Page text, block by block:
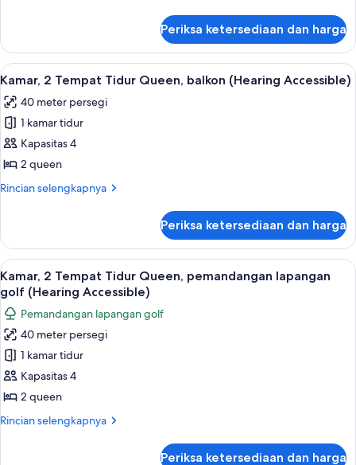
tidur
Sofa,
pemandangan
lapangan
golf
(Hearing
Accessible)
Kamar,
Tempat
King
dengan
tempat
tidur
Sofa,
lapangan
Periksa ketersediaan dan harga
Lihat
semua
foto
untuk
Kamar,
2
Tempat
balkon
(Hearing
Accessible)
Seprai premium, bantalan ekstra
4
Kamar, 2 Tempat Tidur Queen, balkon (Hearing Accessible)
40 meter persegi
1 kamar tidur
Kapasitas 4
2 queen
Rincian selengkapnya
Rincian
Kamar,
Tempat
Tidur
Queen,
balkon
(Hearing
Accessible)
Periksa ketersediaan dan harga
Lihat
semua
foto
untuk
Kamar,
2
Tempat
Tidur
Queen,
pemandangan
Seprai premium, bantalan ekstra
5
Kamar, 2 Tempat Tidur Queen, pemandangan lapangan
golf (Hearing Accessible)
Pemandangan lapangan golf
40 meter persegi
1 kamar tidur
Kapasitas 4
2 queen
Rincian selengkapnya
Rincian
Periksa ketersediaan dan harga